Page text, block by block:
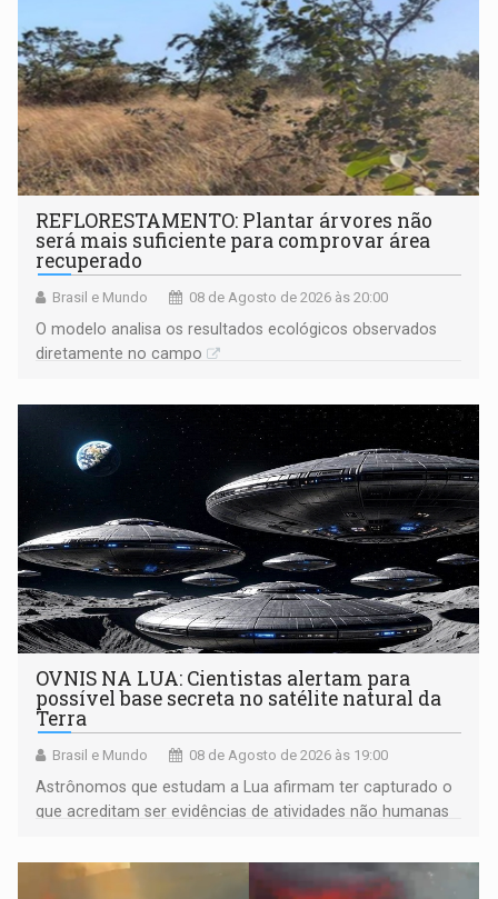
REFLORESTAMENTO: Plantar árvores não
será mais suficiente para comprovar área
recuperado
Brasil e Mundo 08 de Agosto de 2026 às 20:00
O modelo analisa os resultados ecológicos observados
diretamente no campo
OVNIS NA LUA: Cientistas alertam para
possível base secreta no satélite natural da
Terra
Brasil e Mundo 08 de Agosto de 2026 às 19:00
Astrônomos que estudam a Lua afirmam ter capturado o
que acreditam ser evidências de atividades não humanas
órbita